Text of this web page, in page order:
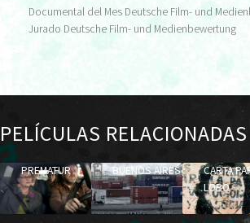
Documental del Mes Deutsche Film- und
Jurado Deutsche Film- und Medienbewertung
PELÍCULAS RELACIONADAS
PREMATUR BUENOS AIRES
CARTA
LOBO